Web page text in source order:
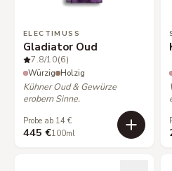
ELECTIMUSS
Gladiator Oud
7.8/10(6)
Würzig Holzig
Kühner Oud & Gewürze
erobern Sinne.
Probe ab 14 €
445 €100ml